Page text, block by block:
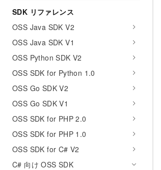
SDK リファレンス
OSS Java SDK V2
OSS Java SDK V1
OSS Python SDK V2
OSS SDK for Python 1.0
OSS Go SDK V2
OSS Go SDK V1
OSS SDK for PHP 2.0
OSS SDK for PHP 1.0
OSS SDK for C# V2
C# 向け OSS SDK